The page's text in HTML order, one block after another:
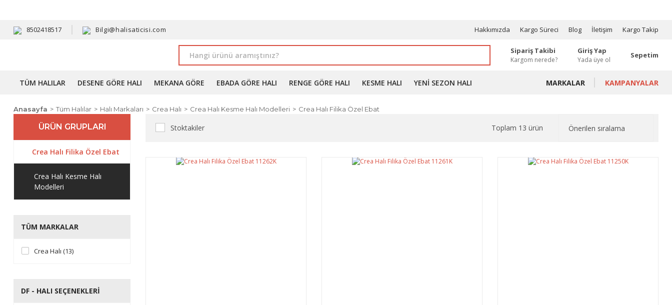
8502418517 Bilgi@halisaticisi.com Hakkımızda Kargo Süreci Blog İletişim Kargo Takip
Sipariş Takibi
Kargom nerede?
Giriş Yap
Yada üye ol
Sepetim
TÜM HALILAR DESENE GÖRE HALI MEKANA GÖRE EBADA GÖRE HALI RENGE GÖRE HALI KESME HALI YENI SEZON HALI MARKALAR KAMPANYALAR
Anasayfa Tüm Halılar Halı Markaları Crea Halı Crea Halı Kesme Halı Modelleri Crea Halı Filika Özel Ebat
ÜRÜN GRUPLARI
Crea Halı Filika Özel Ebat
Crea Halı Kesme Halı
Modelleri
TÜM MARKALAR
Crea Halı (13)
DF - HALI SEÇENEKLERI
Stoktakiler Toplam 13 ürün